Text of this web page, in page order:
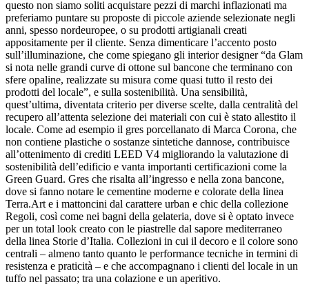
questo non siamo soliti acquistare pezzi di marchi inflazionati ma
preferiamo puntare su proposte di piccole aziende selezionate negli
anni, spesso nordeuropee, o su prodotti artigianali creati
appositamente per il cliente. Senza dimenticare l’accento posto
sull’illuminazione, che come spiegano gli interior designer “da Glam
si nota nelle grandi curve di ottone sul bancone che terminano con
sfere opaline, realizzate su misura come quasi tutto il resto dei
prodotti del locale”, e sulla sostenibilità. Una sensibilità,
quest’ultima, diventata criterio per diverse scelte, dalla centralità del
recupero all’attenta selezione dei materiali con cui è stato allestito il
locale. Come ad esempio il gres porcellanato di Marca Corona, che
non contiene plastiche o sostanze sintetiche dannose, contribuisce
all’ottenimento di crediti LEED V4 migliorando la valutazione di
sostenibilità dell’edificio e vanta importanti certificazioni come la
Green Guard. Gres che risalta all’ingresso e nella zona bancone,
dove si fanno notare le cementine moderne e colorate della linea
Terra.Art e i mattoncini dal carattere urban e chic della collezione
Regoli, così come nei bagni della gelateria, dove si è optato invece
per un total look creato con le piastrelle dal sapore mediterraneo
della linea Storie d’Italia. Collezioni in cui il decoro e il colore sono
centrali – almeno tanto quanto le performance tecniche in termini di
resistenza e praticità – e che accompagnano i clienti del locale in un
tuffo nel passato; tra una colazione e un aperitivo.